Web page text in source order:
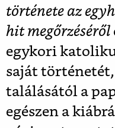
története az
hit megőrzéséről
egykori
saját
találásától a
egészen a